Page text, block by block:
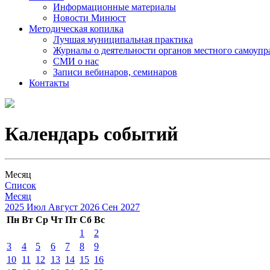
Информационные материалы
Новости Минюст
Методическая копилка
Лучшая муниципальная практика
Журналы о деятельности органов местного
СМИ о нас
Записи вебинаров, семинаров
Контакты
Календарь событий
Месяц
Список
Месяц
2025 Июл Август 2026 Сен 2027
Пн Вт Ср Чт Пт Сб Вс
1
2
3
4 5 6 7 8
9
10 11 12 13 14 15 16